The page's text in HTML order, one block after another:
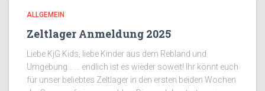
ALLGEMEIN
Zeltlager Anmeldung 2025
Liebe KjG Kids, liebe Kinder aus dem Rebland und
Umgebung… … endlich ist es wieder soweit! Ihr könnt euch
für unser beliebtes Zeltlager in den ersten beiden Wochen